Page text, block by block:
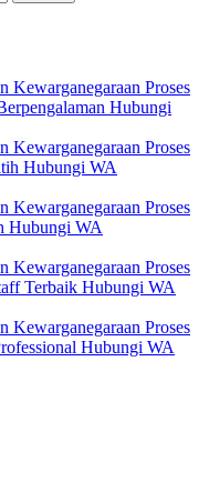
Kewarganegaraan Proses
Hubungi
Kewarganegaraan Proses
Hubungi WA
Kewarganegaraan Proses
Hubungi WA
Kewarganegaraan Proses
Terbaik Hubungi WA
Kewarganegaraan Proses
Hubungi WA